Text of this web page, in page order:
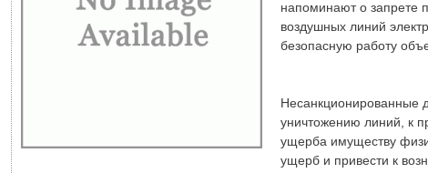
напоминают о запрете
воздушных линий
безопасную работу
Несанкционированные
уничтожению линий, к
ущерба имуществу
ущерб и привести к